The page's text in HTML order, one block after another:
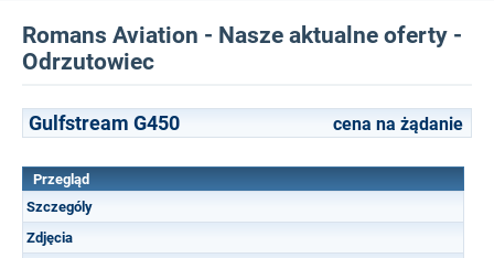
Romans Aviation - Nasze aktualne oferty -
Odrzutowiec
Gulfstream G450 cena na żądanie
Przegląd
Szczególy
Zdjęcia